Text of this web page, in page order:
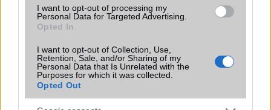
I want to opt-out of processing my
Personal Data for Targeted Advertising.
Opted In
I want to opt-out of Collection, Use,
Retention, Sale, and/or Sharing of my
Personal Data that Is Unrelated with the
Purposes for which it was collected.
Opted Out
Számos népszerű Samsung Galaxy
készülék kimarad a One UI 9
frissítésből – itt a lista az érintett
modellekről
2026.06.30| Phone Arena